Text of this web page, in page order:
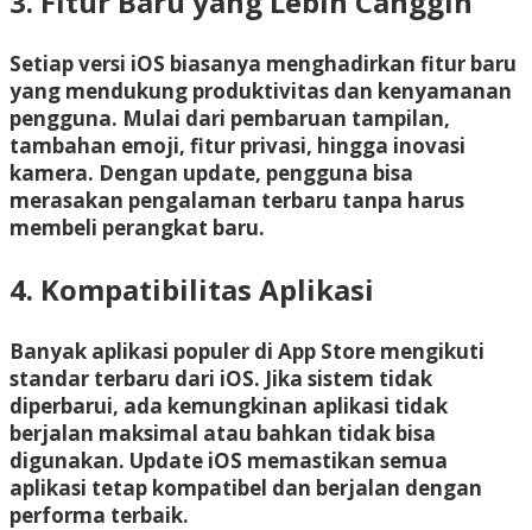
Setiap versi iOS biasanya menghadirkan fitur baru
yang mendukung produktivitas dan kenyamanan
pengguna. Mulai dari pembaruan tampilan,
tambahan emoji, fitur privasi, hingga inovasi
kamera. Dengan update, pengguna bisa
merasakan pengalaman terbaru tanpa harus
membeli perangkat baru.
4. Kompatibilitas Aplikasi
Banyak aplikasi populer di App Store mengikuti
standar terbaru dari iOS. Jika sistem tidak
diperbarui, ada kemungkinan aplikasi tidak
berjalan maksimal atau bahkan tidak bisa
digunakan. Update iOS memastikan semua
aplikasi tetap kompatibel dan berjalan dengan
performa terbaik.